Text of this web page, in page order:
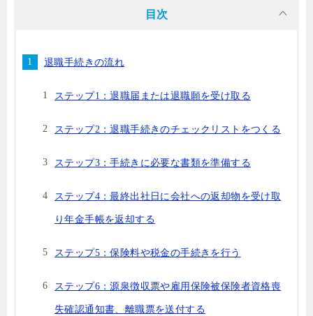
目次
退職手続きの流れ
ステップ1：退職届または退職願を受け取る
ステップ2：退職手続きのチェックリストをつくる
ステップ3：手続きに必要な書類を準備する
ステップ4：最終出社日に会社への返却物を受け取
り年金手帳を返却する
ステップ5：保険料や税金の手続きを行う
ステップ6：源泉徴収票や雇用保険被保険者資格喪
失確認通知書、離職票を送付する